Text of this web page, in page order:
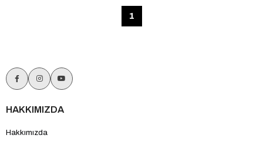
1
HAKKIMIZDA
Hakkımızda